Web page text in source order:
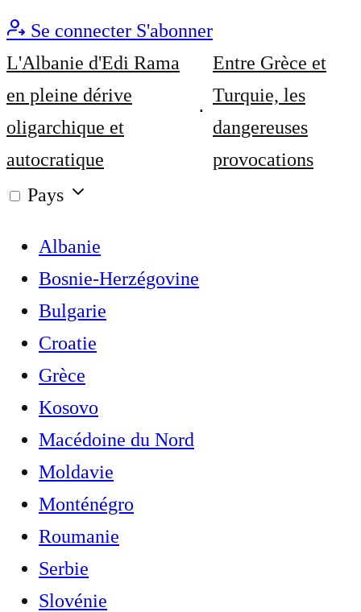
Se connecter S'abonner
L'Albanie d'Edi Rama
en pleine dérive
oligarchique et
autocratique
Entre Grèce et
Turquie, les
dangereuses
provocations
Pays
Albanie
Bosnie-Herzégovine
Bulgarie
Croatie
Grèce
Kosovo
Macédoine du Nord
Moldavie
Monténégro
Roumanie
Serbie
Slovénie